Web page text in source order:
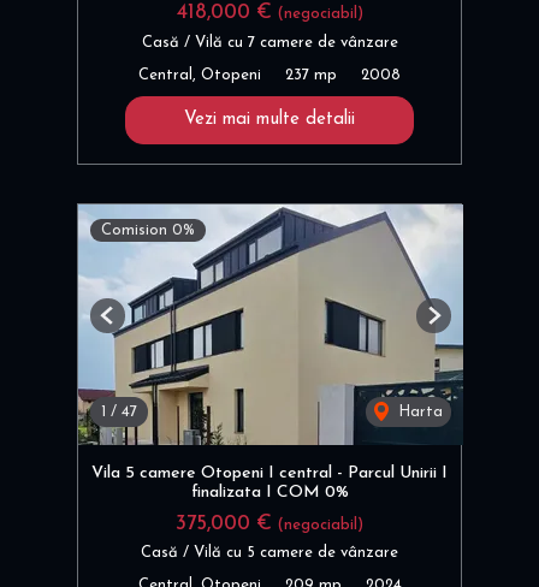
418,000 € (negociabil)
Casă / Vilă cu 7 camere de vânzare
Central, Otopeni 237 mp 2008
Vezi mai multe detalii
Comision 0%
1 / 47 Harta
Previous Next
Vila 5 camere Otopeni I central - Parcul Unirii I
finalizata I COM 0%
375,000 € (negociabil)
Casă / Vilă cu 5 camere de vânzare